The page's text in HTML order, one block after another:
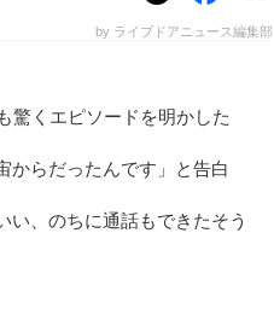
by ライブドアニュース編集部
驚くエピソードを明かした
からだったんです」と告白
い、のちに通話もできたそう